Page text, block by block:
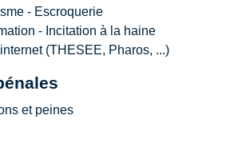
- Escroquerie
- Incitation à la haine
(THESEE, Pharos, ...)
et peines